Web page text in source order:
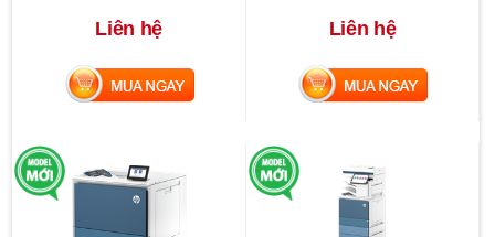
Liên hệ
MUA NGAY
Liên hệ
MUA NGAY